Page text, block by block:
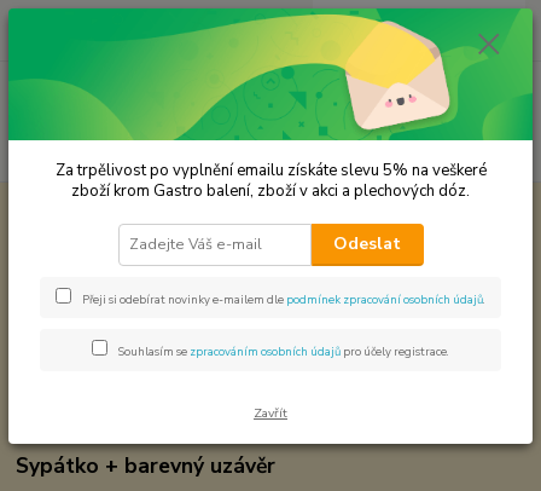
Menu
Hledat
ks
za 0,00 Kč
Kořenka sklo obsah 150 ml.
Sypátko + barevný uzávěr
Za trpělivost po vyplnění emailu získáte slevu 5% na veškeré
zboží krom Gastro balení, zboží v akci a plechových dóz.
Odeslat
Přeji si odebírat novinky e-mailem dle podmínek zpracování osobních údajů
Souhlasím se zpracováním osobních údajů pro účely registrace.
Zavřít